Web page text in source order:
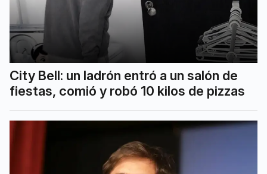
City Bell: un ladrón entró a un salón de
fiestas, comió y robó 10 kilos de pizzas